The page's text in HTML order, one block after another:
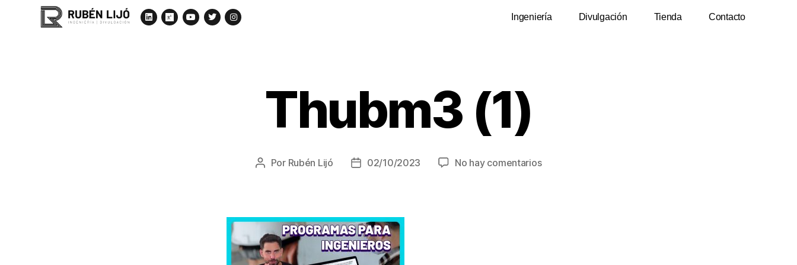
Ingeniería Divulgación Tienda Contacto
Thubm3 (1)
Por Rubén Lijó 02/10/2023 No hay comentarios